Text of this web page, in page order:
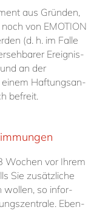
aus Grün­den,
von EMO­TI­ON
(d. h. im Fal­le
Er­eig­nis­
an der
ei­nem Haf­tungs­an­
be­freit.
Wo­chen vor Ih­rem
Sie zu­sätz­li­che
wol­len, so in­for­
Eben­